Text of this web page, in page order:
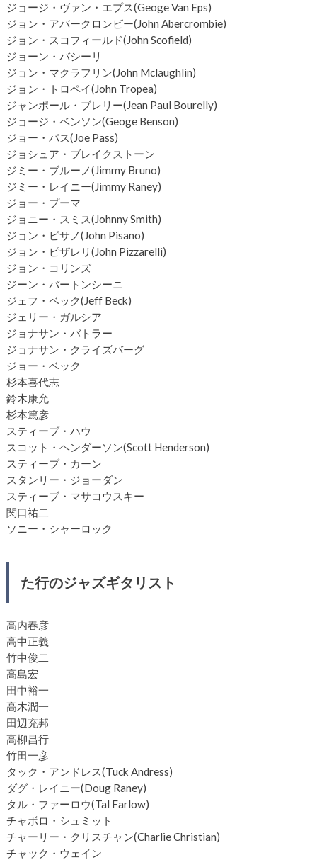
ジョージ・ヴァン・エプス(Geoge Van Eps)
ジョン・アバークロンビー(John Abercrombie)
ジョン・スコフィールド(John Scofield)
ジョーン・バシーリ
ジョン・マクラフリン(John Mclaughlin)
ジョン・トロペイ(John Tropea)
ジャンポール・ブレリー(Jean Paul Bourelly)
ジョージ・ベンソン(Geoge Benson)
ジョー・パス(Joe Pass)
ジョシュア・ブレイクストーン
ジミー・ブルーノ(Jimmy Bruno)
ジミー・レイニー(Jimmy Raney)
ジョー・プーマ
ジョニー・スミス(Johnny Smith)
ジョン・ピサノ(John Pisano)
ジョン・ピザレリ(John Pizzarelli)
ジョン・コリンズ
ジーン・バートンシーニ
ジェフ・ベック(Jeff Beck)
ジェリー・ガルシア
ジョナサン・バトラー
ジョナサン・クライズバーグ
ジョー・ベック
杉本喜代志
鈴木康允
杉本篤彦
スティーブ・ハウ
スコット・ヘンダーソン(Scott Henderson)
スティーブ・カーン
スタンリー・ジョーダン
スティーブ・マサコウスキー
関口祐二
ソニー・シャーロック
た行のジャズギタリスト
高内春彦
高中正義
竹中俊二
高島宏
田中裕一
高木潤一
田辺充邦
高柳昌行
竹田一彦
タック・アンドレス(Tuck Andress)
ダグ・レイニー(Doug Raney)
タル・ファーロウ(Tal Farlow)
チャボロ・シュミット
チャーリー・クリスチャン(Charlie Christian)
チャック・ウェイン